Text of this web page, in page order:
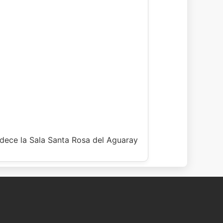
la Sala Santa Rosa del Aguaray